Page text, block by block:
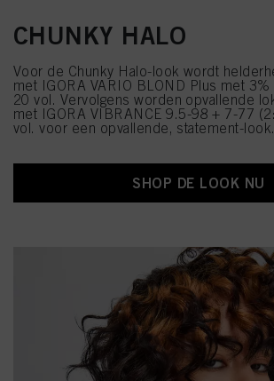
CHUNKY HALO
Voor de Chunky Halo-look wordt
met IGORA VARIO BLOND Plus met
20 vol. Vervolgens worden opvallende
met IGORA VIBRANCE 9.5-98 + 7-77
vol. voor een opvallende, statement-look.
SHOP DE LOOK NU